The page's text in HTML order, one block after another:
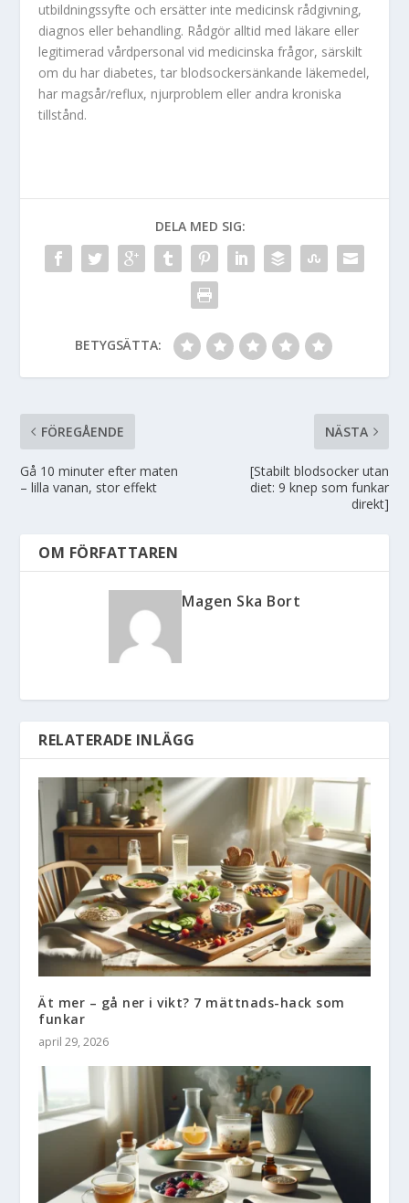
utbildningssyfte och ersätter inte medicinsk rådgivning,
diagnos eller behandling. Rådgör alltid med läkare eller
legitimerad vårdpersonal vid medicinska frågor, särskilt
om du har diabetes, tar blodsockersänkande läkemedel,
har magsår/reflux, njurproblem eller andra kroniska
tillstånd.
DELA MED SIG:
BETYGSÄTTA:
FÖREGÅENDE
Gå 10 minuter efter maten
– lilla vanan, stor effekt
NÄSTA
[Stabilt blodsocker utan
diet: 9 knep som funkar
direkt]
OM FÖRFATTAREN
Magen Ska Bort
RELATERADE INLÄGG
Ät mer – gå ner i vikt? 7 mättnads-hack som
funkar
april 29, 2026